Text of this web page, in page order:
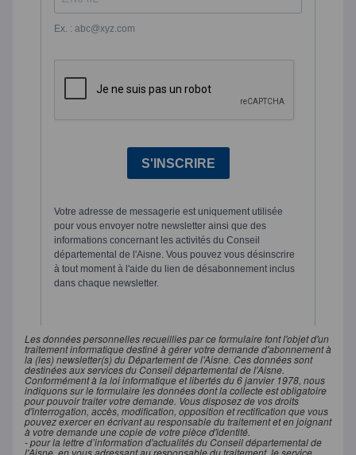
Les données personnelles recueillies par ce formulaire font l'objet d'un
traitement informatique destiné à gérer votre demande d'abonnement à
la (les) newsletter(s) du Département de l'Aisne. Ces données sont
destinées aux services du Conseil départemental de l'Aisne.
Conformément à la loi informatique et libertés du 6 janvier 1978, nous
indiquons sur le formulaire les données dont la collecte est obligatoire
pour pouvoir traiter votre demande. Vous disposez de vos droits
d'interrogation, accès, modification, opposition et rectification que vous
pouvez exercer en écrivant au responsable du traitement et en joignant
à votre demande une copie de votre pièce d'identité.
- pour la lettre d’information d'actualités du Conseil départemental de
l'Aisne, en vous adressant au responsable du traitement, le service